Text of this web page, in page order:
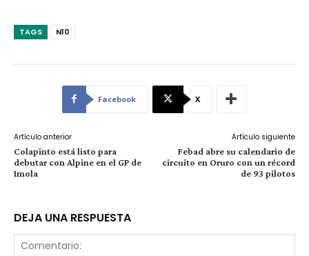
TAGS N10
Facebook X
Artículo anterior
Colapinto está listo para
debutar con Alpine en el GP de
Imola
Artículo siguiente
Febad abre su calendario de
circuito en Oruro con un récord
de 93 pilotos
DEJA UNA RESPUESTA